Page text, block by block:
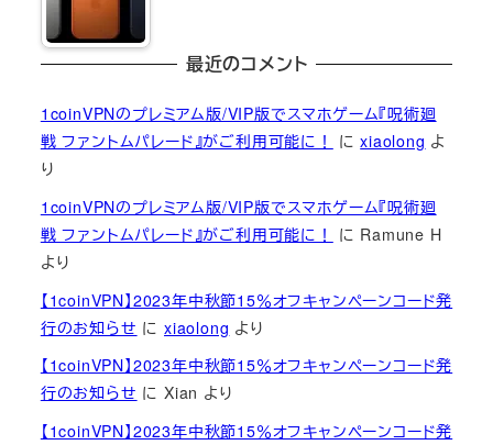
最近のコメント
1coinVPNのプレミアム版/VIP版でスマホゲーム『呪術廻
戦 ファントムパレード』がご利用可能に！
にxiaolong よ
り
1coinVPNのプレミアム版/VIP版でスマホゲーム『呪術廻
戦 ファントムパレード』がご利用可能に！
に Ramune H
より
【1coinVPN】2023年中秋節15％オフキャンペーンコード発
行のお知らせ にxiaolong より
【1coinVPN】2023年中秋節15％オフキャンペーンコード発
行のお知らせ にXian より
【1coinVPN】2023年中秋節15％オフキャンペーンコード発